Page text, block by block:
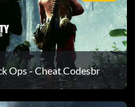
Ops - Cheat Codesbr